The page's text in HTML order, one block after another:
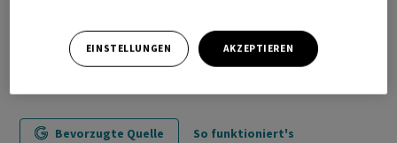
Bevorzugte Quelle So funktioniert's
EINSTELLUNGEN AKZEPTIEREN